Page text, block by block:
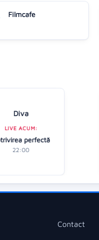
Filmcafe
Diva
LIVE ACUM:
perfectă
22:00
Contact